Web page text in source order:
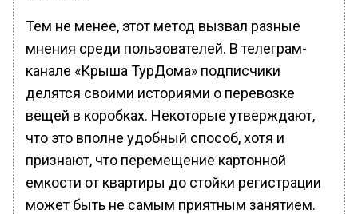
Тем не менее, этот метод вызвал разные
мнения среди пользователей. В телеграм-
канале «Крыша ТурДома» подписчики
делятся своими историями о перевозке
вещей в коробках. Некоторые утверждают,
что это вполне удобный способ, хотя и
признают, что перемещение картонной
емкости от квартиры до стойки регистрации
может быть не самым приятным занятием.